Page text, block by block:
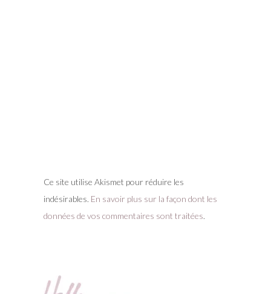
Ce site utilise Akismet pour réduire les
indésirables. En savoir plus sur la façon dont les
données de vos commentaires sont traitées.